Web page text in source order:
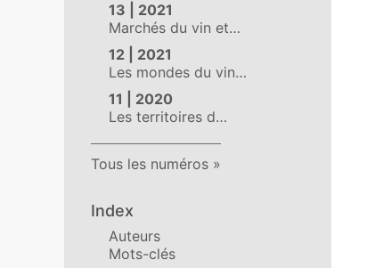
13 | 2021
Marchés du vin et…
12 | 2021
Les mondes du vin…
11 | 2020
Les territoires d…
Tous les numéros
Index
Auteurs
Mots-clés